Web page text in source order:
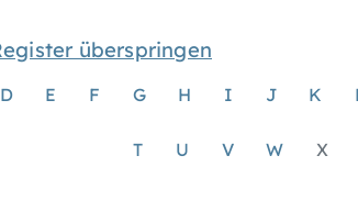
überspringen
D E F G H I J K
T U V W X